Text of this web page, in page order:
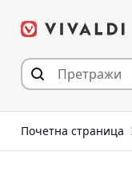
Почетна страница